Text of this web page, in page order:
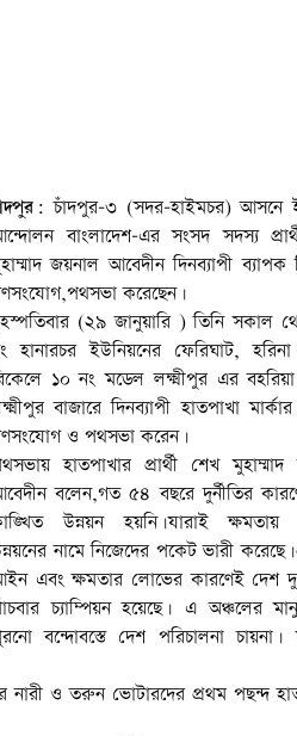
চাঁদপুর-৩ (সদর-হাইমচর) আসনে
বাংলাদেশ-এর সংসদ সদস্য
জয়নাল আবেদীন দিনব্যাপী ব্যাপক
করেছেন।
(২৯ জানুয়ারি ) তিনি সকাল
হানারচর ইউনিয়নের ফেরিঘাট,
১০ নং মডেল লক্ষ্মীপুর এর
বাজারে দিনব্যাপী হাতপাখা
ও পথসভা করেন।
হাতপাখার প্রার্থী শেখ
বলেন,গত ৫৪ বছরে দুর্নীতির
উন্নয়ন হয়নি।যারাই ক্ষমতায়
নামে নিজেদের পকেট ভারী
এবং ক্ষমতার লোভের কারণেই দেশ
চ্যাম্পিয়ন হয়েছে। এ অঞ্চলের
বন্দোবস্তে দেশ পরিচালনা চায়না।
নারী ও তরুন ভোটারদের প্রথম পছন্দ